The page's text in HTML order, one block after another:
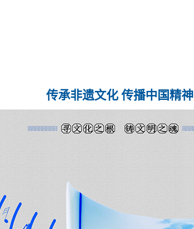
传承非遗文化 传播中国精神